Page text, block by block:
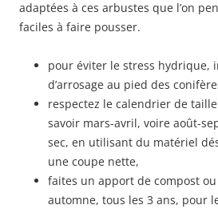
adaptées à ces arbustes que l’on
faciles à faire pousser.
pour éviter le stress hydrique,
d’arrosage au pied des
respectez le calendrier de
savoir mars-avril, voire août-
sec, en utilisant du matériel
une coupe nette,
faites un apport de compost
automne, tous les 3 ans, pour